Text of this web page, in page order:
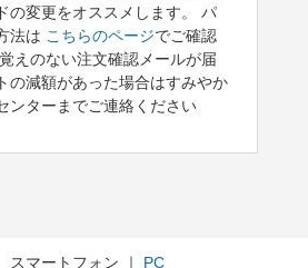
の変更をオススメします。 パ
法は こちらのページでご確認
えのない注文確認メールが届
の減額があった場合はすみやか
ンターまでご連絡ください
スマートフォン ｜ PC